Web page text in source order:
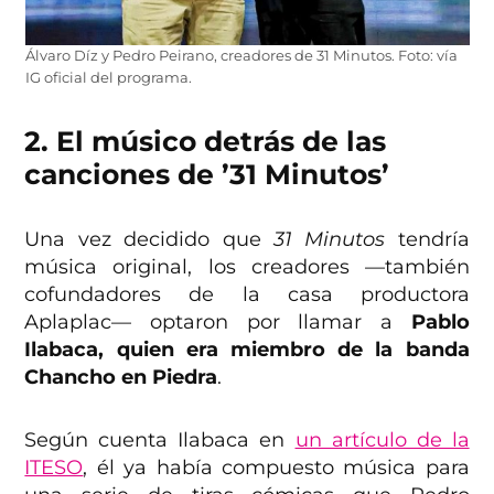
Álvaro Díz y Pedro Peirano, creadores de 31 Minutos. Foto: vía
IG oficial del programa.
2. El músico detrás de las
canciones de ’31 Minutos’
Una vez decidido que31 Minutos tendría
música original, los creadores ––también
cofundadores de la casa productora
Aplaplac–– optaron por llamar a Pablo
Ilabaca, quien era miembro de la banda
Chancho en Piedra.
Según cuenta Ilabaca en un artículo de la
ITESO, él ya había compuesto música para